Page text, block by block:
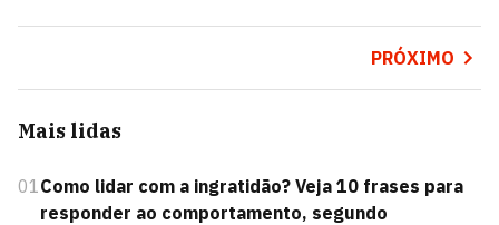
PRÓXIMO
Mais lidas
01Como lidar com a ingratidão? Veja 10 frases para
responder ao comportamento, segundo